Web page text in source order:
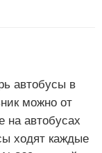
автобусы в
можно от
на автобусах
ходят каждые